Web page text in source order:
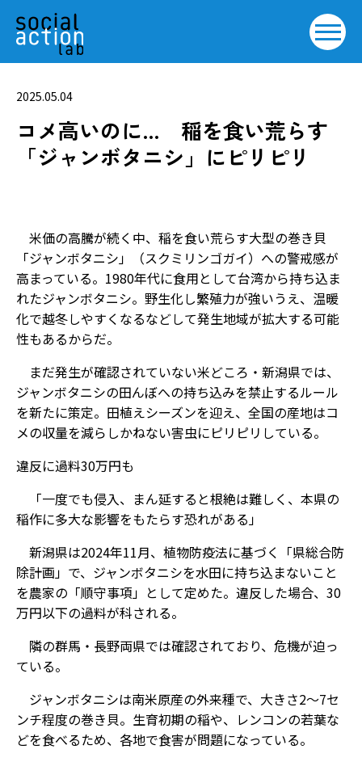
2025.05.04
コメ高いのに… 稲を食い荒らす
「ジャンボタニシ」にピリピリ
米価の高騰が続く中、稲を食い荒らす大型の巻き貝
「ジャンボタニシ」（スクミリンゴガイ）への警戒感が
高まっている。1980年代に食用として台湾から持ち込ま
れたジャンボタニシ。野生化し繁殖力が強いうえ、温暖
化で越冬しやすくなるなどして発生地域が拡大する可能
性もあるからだ。
まだ発生が確認されていない米どころ・新潟県では、
ジャンボタニシの田んぼへの持ち込みを禁止するルール
を新たに策定。田植えシーズンを迎え、全国の産地はコ
メの収量を減らしかねない害虫にピリピリしている。
違反に過料30万円も
「一度でも侵入、まん延すると根絶は難しく、本県の
稲作に多大な影響をもたらす恐れがある」
新潟県は2024年11月、植物防疫法に基づく「県総合防
除計画」で、ジャンボタニシを水田に持ち込まないこと
を農家の「順守事項」として定めた。違反した場合、30
万円以下の過料が科される。
隣の群馬・長野両県では確認されており、危機が迫っ
ている。
ジャンボタニシは南米原産の外来種で、大きさ2～7セ
ンチ程度の巻き貝。生育初期の稲や、レンコンの若葉な
どを食べるため、各地で食害が問題になっている。